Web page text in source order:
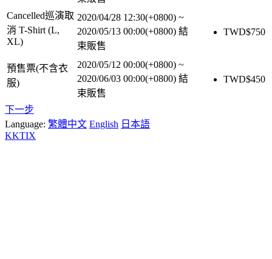
Cancelled巡演取
消 T-Shirt (L,
XL)
2020/04/28 12:30(+0800) ~
2020/05/13 00:00(+0800) 結
束販售
TWD$750
預售票(不含衣
服)
2020/05/12 00:00(+0800) ~
2020/06/03 00:00(+0800) 結
束販售
TWD$450
下一步
Language: 繁體中文 English 日本語
KKTIX